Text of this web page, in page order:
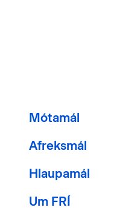
Mótamál
Afreksmál
Hlaupamál
Um FRÍ